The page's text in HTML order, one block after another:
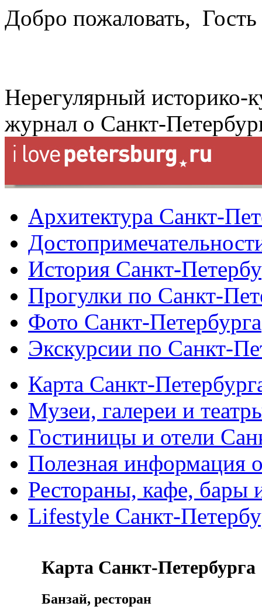
Добро пожаловать, Гость
Нерегулярный историко-
журнал о Санкт-
Архитектура Санкт-
История Санкт-
Прогулки по Санкт-
Фото Санкт-Петербурга
Экскурсии по Санкт-
Карта Санкт-
Музеи, галереи и
Гостиницы и отели
Полезная информация
Рестораны, кафе, бары
Lifestyle Санкт-
Карта Санкт-Петербурга
Банзай, ресторан